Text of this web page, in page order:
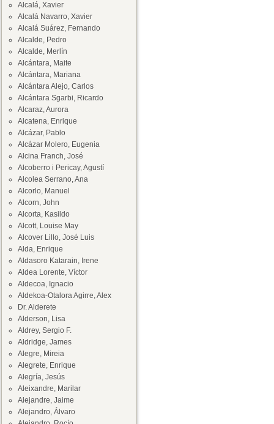
Alcalá, Xavier
Alcalá Navarro, Xavier
Alcalá Suárez, Fernando
Alcalde, Pedro
Alcalde, Merlín
Alcántara, Maite
Alcántara, Mariana
Alcántara Alejo, Carlos
Alcántara Sgarbi, Ricardo
Alcaraz, Aurora
Alcatena, Enrique
Alcázar, Pablo
Alcázar Molero, Eugenia
Alcina Franch, José
Alcoberro i Pericay, Agustí
Alcolea Serrano, Ana
Alcorlo, Manuel
Alcorn, John
Alcorta, Kasildo
Alcott, Louise May
Alcover Lillo, José Luis
Alda, Enrique
Aldasoro Katarain, Irene
Aldea Lorente, Víctor
Aldecoa, Ignacio
Aldekoa-Otalora Agirre, Alex
Dr. Alderete
Alderson, Lisa
Aldrey, Sergio F.
Aldridge, James
Alegre, Mireia
Alegrete, Enrique
Alegría, Jesús
Aleixandre, Marilar
Alejandre, Jaime
Alejandro, Álvaro